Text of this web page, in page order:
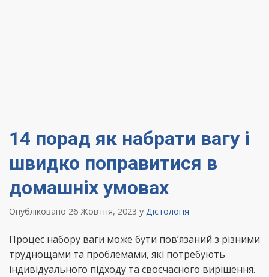
14 порад як набрати вагу і
швидко поправитися в
домашніх умовах
Опубліковано 26 Жовтня, 2023 у Дієтологія
Процес набору ваги може бути пов’язаний з різними
труднощами та проблемами, які потребують
індивідуального підходу та своєчасного вирішення.